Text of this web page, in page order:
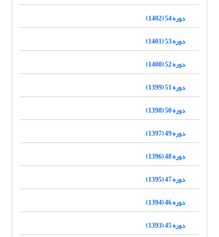
دوره 54 (1402)
دوره 53 (1401)
دوره 52 (1400)
دوره 51 (1399)
دوره 50 (1398)
دوره 49 (1397)
دوره 48 (1396)
دوره 47 (1395)
دوره 46 (1394)
دوره 45 (1393)